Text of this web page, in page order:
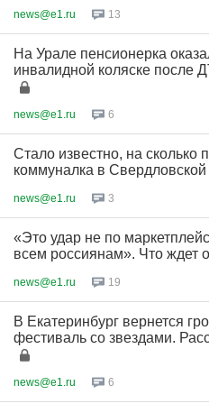
news@e1.ru 13
На Урале пенсионерка
инвалидной коляске после
news@e1.ru 6
Стало известно, на сколько
коммуналка в Свердловской
news@e1.ru 3
«Это удар не по
всем россиянам». Что ждет
news@e1.ru 19
В Екатеринбург вернется
фестиваль со звездами.
news@e1.ru 6